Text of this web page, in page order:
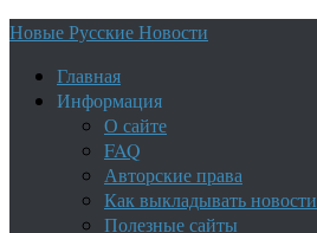
Новые Русские Новости
Главная
Информация
О сайте
FAQ
Авторские права
Как выкладывать новости
Полезные сайты